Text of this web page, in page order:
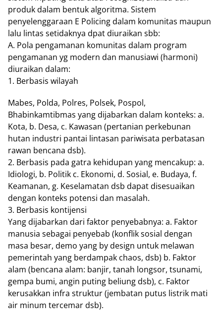
produk dalam bentuk algoritma. Sistem
penyelenggaraan E Policing dalam komunitas maupun
lalu lintas setidaknya dpat diuraikan sbb:
A. Pola pengamanan komunitas dalam program
pengamanan yg modern dan manusiawi (harmoni)
diuraikan dalam:
1. Berbasis wilayah
Mabes, Polda, Polres, Polsek, Pospol,
Bhabinkamtibmas yang dijabarkan dalam konteks: a.
Kota, b. Desa, c. Kawasan (pertanian perkebunan
hutan industri pantai lintasan pariwisata perbatasan
rawan bencana dsb).
2. Berbasis pada gatra kehidupan yang mencakup: a.
Idiologi, b. Politik c. Ekonomi, d. Sosial, e. Budaya, f.
Keamanan, g. Keselamatan dsb dapat disesuaikan
dengan konteks potensi dan masalah.
3. Berbasis kontijensi
Yang dijabarkan dari faktor penyebabnya: a. Faktor
manusia sebagai penyebab (konflik sosial dengan
masa besar, demo yang by design untuk melawan
pemerintah yang berdampak chaos, dsb) b. Faktor
alam (bencana alam: banjir, tanah longsor, tsunami,
gempa bumi, angin puting beliung dsb), c. Faktor
kerusakkan infra struktur (jembatan putus listrik mati
air minum tercemar dsb).